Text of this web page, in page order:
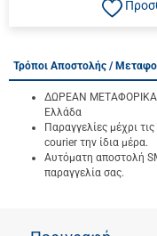
Τρόποι Αποστολής /
ΔΩΡΕΑΝ ΜΕΤΑΦΟΡΙΚΑ
Ελλάδα
Παραγγελίες μέχρι
courier την ίδια μέρα.
Αυτόματη αποστολή
παραγγελία σας.